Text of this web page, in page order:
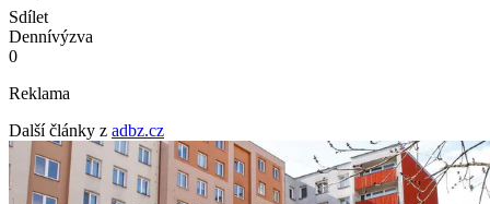
Sdílet
Dennívýzva
0
Reklama
Další články z adbz.cz